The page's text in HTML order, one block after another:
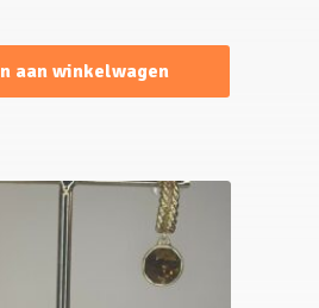
aan winkelwagen